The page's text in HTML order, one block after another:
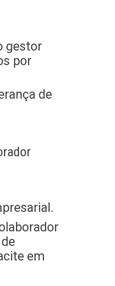
gestor
por
de
em